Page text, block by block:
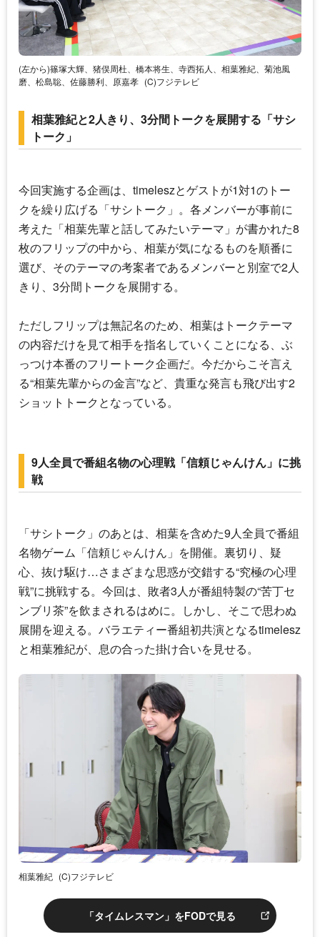
(左から)篠塚大輝、猪俣周杜、橋本将生、寺西拓人、相葉雅紀、菊池風
磨、松島聡、佐藤勝利、原嘉孝 (C)フジテレビ
相葉雅紀と2人きり、3分間トークを展開する「サシ
トーク」
今回実施する企画は、 timeleszとゲストが1対1のトー
クを繰り広げる「サシトーク」。各メンバーが事前に
考えた「相葉先輩と話してみたいテーマ」が書かれた8
枚のフリップの中から、相葉が気になるものを順番に
選び、そのテーマの考案者であるメンバーと別室で2人
きり、3分間トークを展開する。
ただしフリップは無記名のため、相葉はトークテーマ
の内容だけを見て相手を指名していくことになる、ぶ
っつけ本番のフリートーク企画だ。今だからこそ言え
る“相葉先輩からの金言”など、貴重な発言も飛び出す2
ショットトークとなっている。
9人全員で番組名物の心理戦「信頼じゃんけん」に挑
戦
「サシトーク」のあとは、相葉を含めた9人全員で番組
名物ゲーム「信頼じゃんけん」を開催。裏切り、疑
心、抜け駆け…さまざまな思惑が交錯する“究極の心理
戦”に挑戦する。今回は、敗者3人が番組特製の“苦丁セ
ンブリ茶”を飲まされるはめに。しかし、そこで思わぬ
展開を迎える。バラエティー番組初共演となるtimelesz
と相葉雅紀が、息の合った掛け合いを見せる。
相葉雅紀 (C)フジテレビ
「タイムレスマン」をFODで見る